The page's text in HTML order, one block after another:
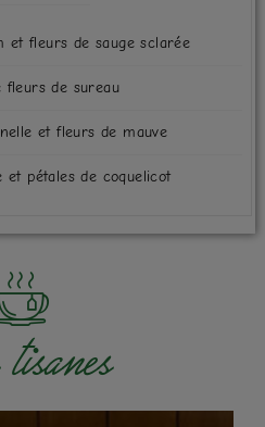
et fleurs de sauge sclarée
fleurs de sureau
et fleurs de mauve
et pétales de coquelicot